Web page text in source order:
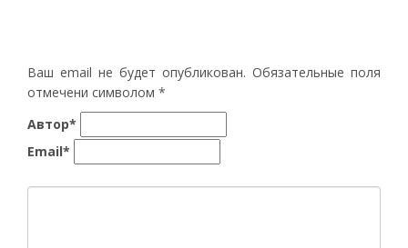
Ваш email не будет опубликован. Обязательные поля
отмечени символом *
Автор*
Email*